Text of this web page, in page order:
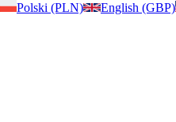
Polski (PLN) English (GBP)